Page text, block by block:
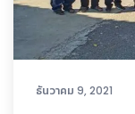
ธันวาคม 9, 2021